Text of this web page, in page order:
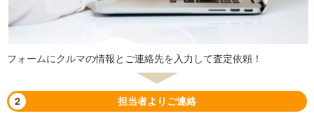
フォームにクルマの情報とご連絡先を入力して査定依頼！
2 担当者よりご連絡